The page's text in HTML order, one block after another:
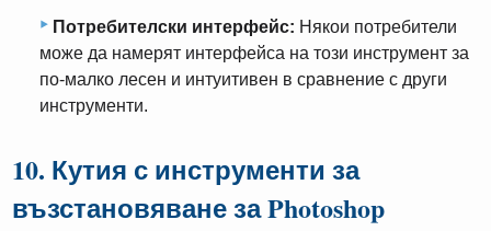
Потребителски интерфейс: Някои потребители
може да намерят интерфейса на този инструмент за
по-малко лесен и интуитивен в сравнение с други
инструменти.
10. Кутия с инструменти за
възстановяване за Photoshop